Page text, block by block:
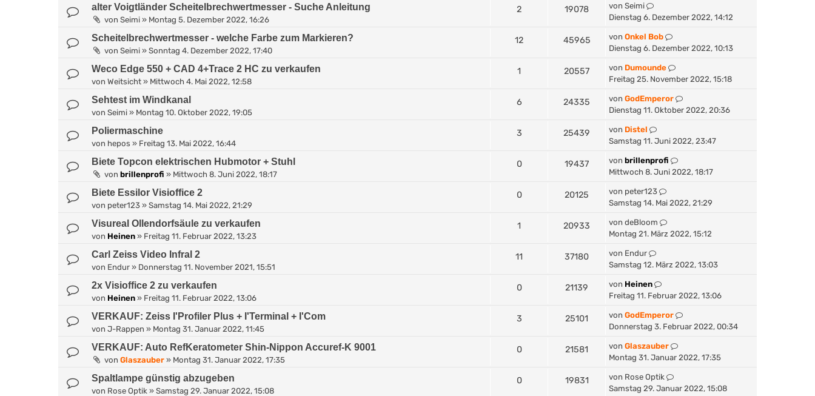
alter Voigtländer Scheitelbrechwertmesser - Suche Anleitung
von Seimi » Montag 5. Dezember 2022, 16:26
2 19078 von Seimi
Dienstag 6. Dezember 2022, 14:12
Scheitelbrechwertmesser - welche Farbe zum Markieren?
von Seimi » Sonntag 4. Dezember 2022, 17:40
12 45965 von Onkel Bob
Dienstag 6. Dezember 2022, 10:13
Weco Edge 550 + CAD 4+Trace 2 HC zu verkaufen
von Weitsicht » Mittwoch 4. Mai 2022, 12:58
1 20557 von Dumounde
Freitag 25. November 2022, 15:18
Sehtest im Windkanal
von Seimi » Montag 10. Oktober 2022, 19:05
6 24335 von GodEmperor
Dienstag 11. Oktober 2022, 20:36
Poliermaschine
von hepos » Freitag 13. Mai 2022, 16:44
3 25439 von Distel
Samstag 11. Juni 2022, 23:47
Biete Topcon elektrischen Hubmotor + Stuhl
von brillenprofi » Mittwoch 8. Juni 2022, 18:17
0 19437 von brillenprofi
Mittwoch 8. Juni 2022, 18:17
Biete Essilor Visioffice 2
von peter123 » Samstag 14. Mai 2022, 21:29
0 20125 von peter123
Samstag 14. Mai 2022, 21:29
Visureal Ollendorfsäule zu verkaufen
von Heinen » Freitag 11. Februar 2022, 13:23
1 20933 von deBloom
Montag 21. März 2022, 15:12
Carl Zeiss Video Infral 2
von Endur » Donnerstag 11. November 2021, 15:51
11 37180 von Endur
Samstag 12. März 2022, 13:03
2x Visioffice 2 zu verkaufen
von Heinen » Freitag 11. Februar 2022, 13:06
0 21139 von Heinen
Freitag 11. Februar 2022, 13:06
VERKAUF: Zeiss I'Profiler Plus + I'Terminal + I'Com
von J-Rappen » Montag 31. Januar 2022, 11:45
3 25101 von GodEmperor
Donnerstag 3. Februar 2022, 00:34
VERKAUF: Auto RefKeratometer Shin-Nippon Accuref-K 9001
von Glaszauber » Montag 31. Januar 2022, 17:35
0 21581 von Glaszauber
Montag 31. Januar 2022, 17:35
Spaltlampe günstig abzugeben
von Rose Optik » Samstag 29. Januar 2022, 15:08
0 19831 von Rose Optik
Samstag 29. Januar 2022, 15:08